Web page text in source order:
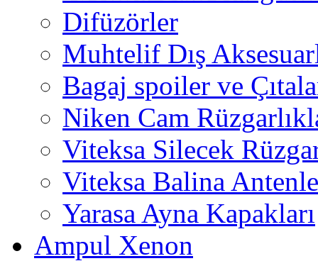
Difüzörler
Muhtelif Dış
Bagaj spoiler ve
Niken Cam
Viteksa Silecek
Viteksa Balina
Yarasa Ayna Kapakları
Ampul Xenon